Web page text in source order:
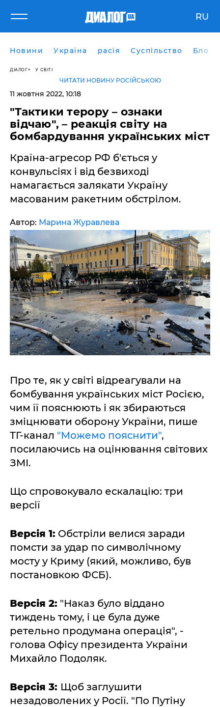
RU
Новини Україна расія Суспільство Блоги
ДІАЛОГ У СВІТІ
ЧИТАТИ НОВИНУ РОСІЙСЬКОЮ
11 жовтня 2022, 10:18
"Тактики терору – ознаки
відчаю", – реакція світу на
бомбардування українських міст
Країна-агресор РФ б'ється у
конвульсіях і від безвиході
намагається залякати Україну
масованим ракетним обстрілом.
Автор: Марина Журавлева
Про те, як у світі відреагували на
бомбування українських міст Росією,
чим її пояснюють і як збираються
зміцнювати оборону України, пише
ТГ-канал "Можемо пояснити",
посилаючись на оцінювання світових
ЗМІ.
Що спровокувало ескалацію: три
версії
Версія 1: Обстріли велися заради
помсти за удар по символічному
мосту у Криму (який, можливо, був
постановкою ФСБ).
Версія 2: "Наказ було віддано
тиждень тому, і це була дуже
ретельно продумана операція", -
голова Офісу президента України
Михайло Подоляк.
Версія 3: Щоб заглушити
незадоволених у Росії. "По Путіну